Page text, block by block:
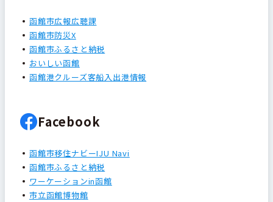
函館市広報広聴課
函館市防災X
函館市ふるさと納税
おいしい函館
函館港クルーズ客船入出港情報
Facebook
函館市移住ナビーIJU Navi
函館市ふるさと納税
ワーケーションin函館
市立函館博物館